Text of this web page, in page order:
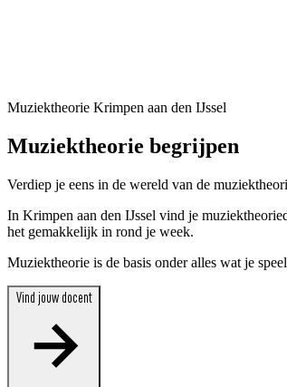
Muziektheorie Krimpen aan den IJssel
Muziektheorie begrijpen
Verdiep je eens in de wereld van de
In Krimpen aan den IJssel vind je
het gemakkelijk in rond je week.
Muziektheorie is de basis onder alles wat je
Vind jouw docent